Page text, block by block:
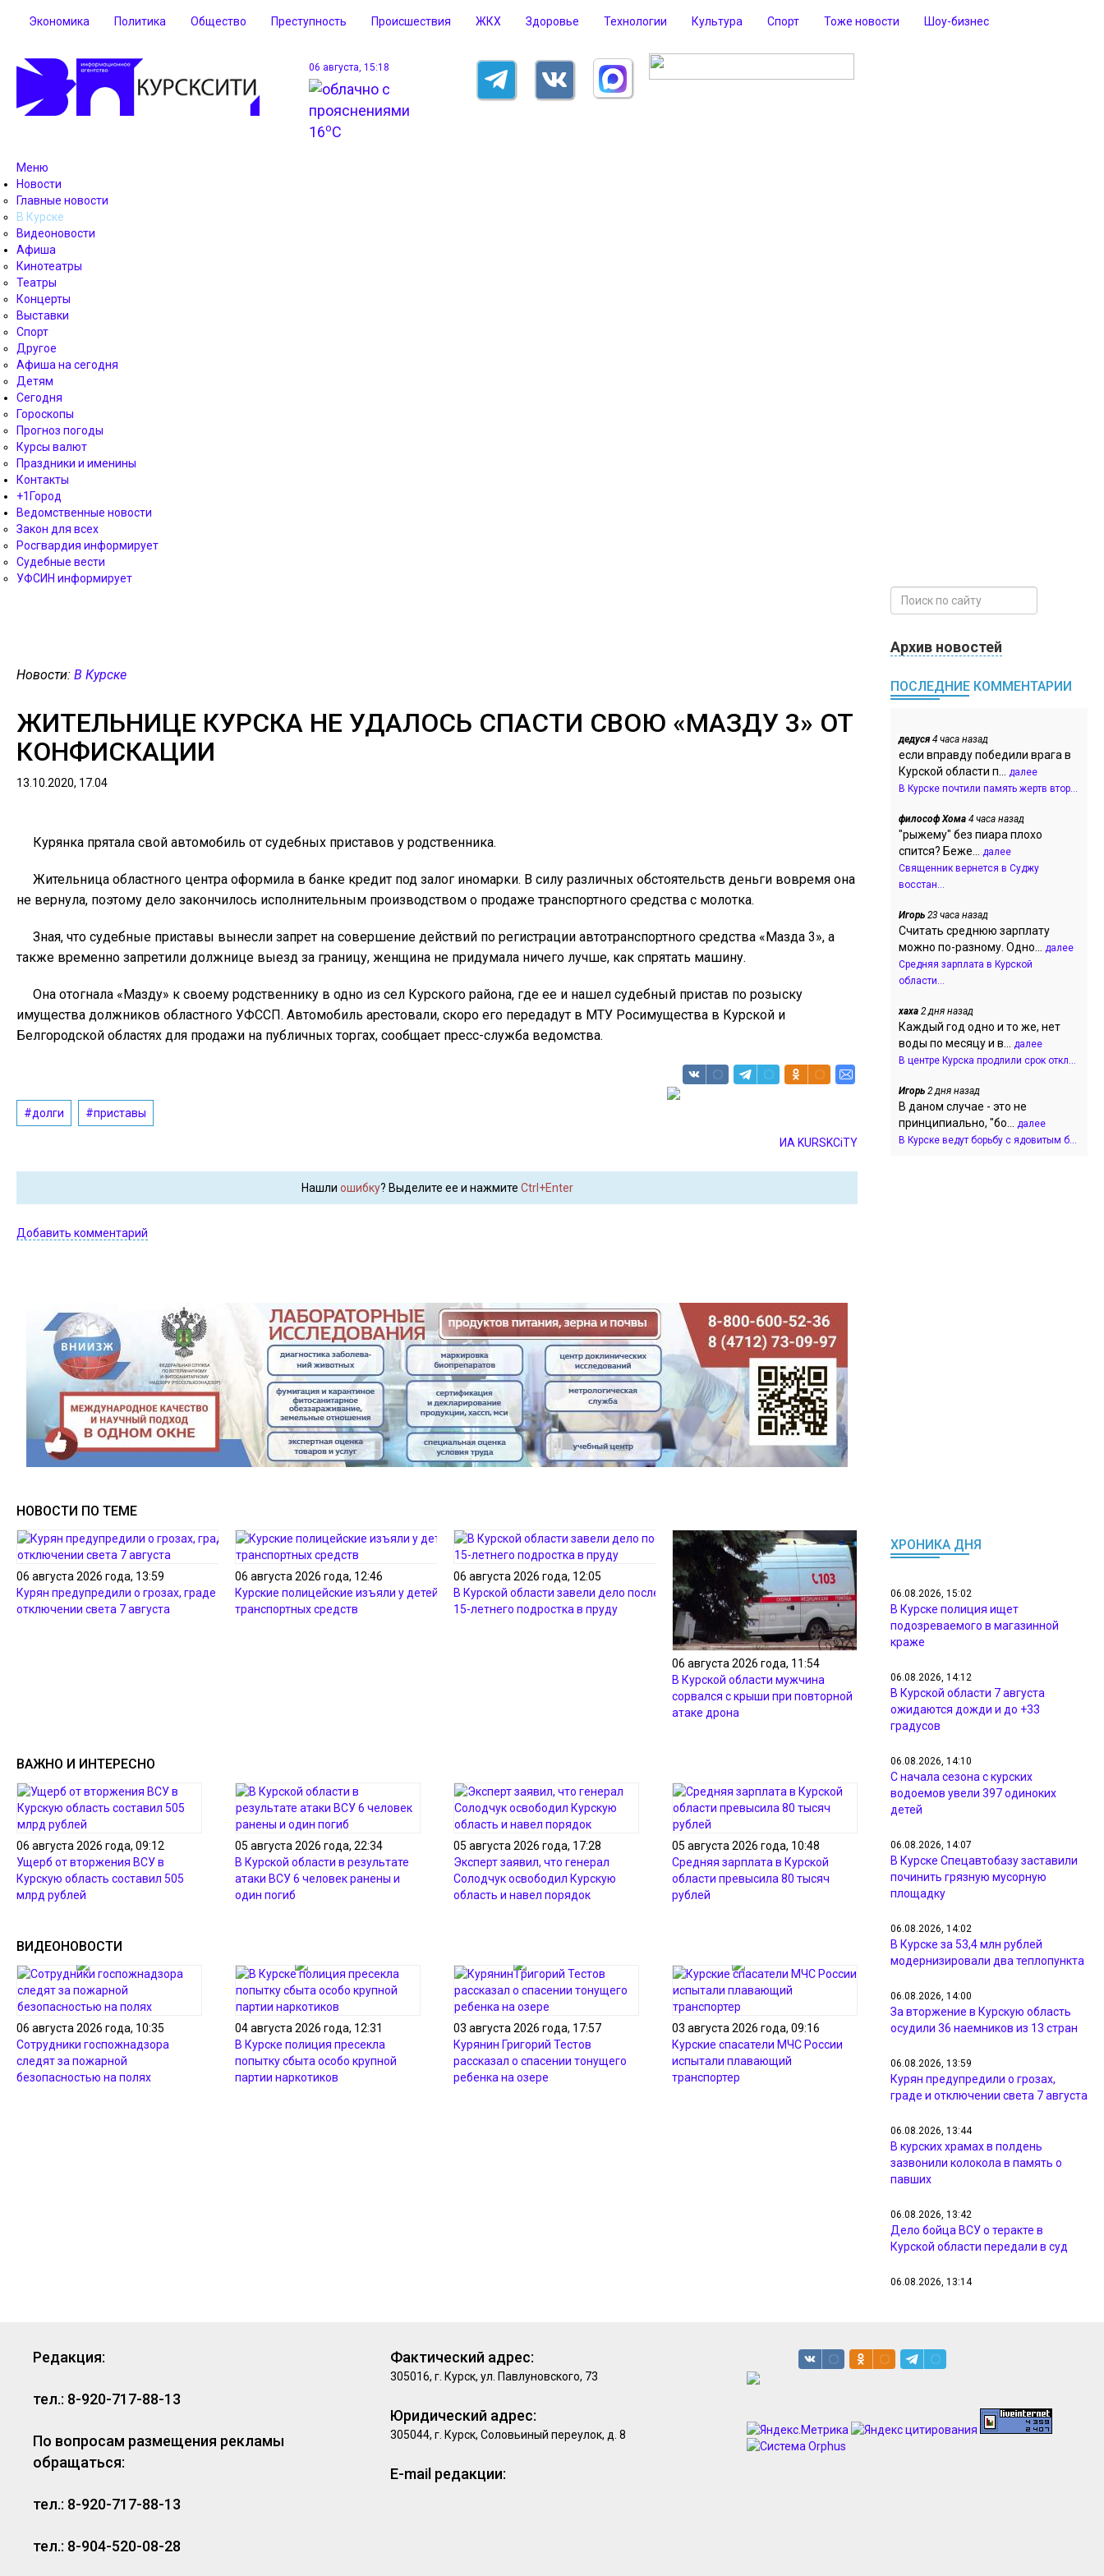
Экономика Политика Общество Преступность Происшествия ЖКХ Здоровье Технологии Культура Спорт Тоже новости Шоу-бизнес
06 августа, 15:18
16oC
Меню
Новости
Главные новости
В Курске
Видеоновости
Афиша
Кинотеатры
Театры
Концерты
Выставки
Спорт
Другое
Афиша на сегодня
Детям
Сегодня
Гороскопы
Прогноз погоды
Курсы валют
Праздники и именины
Контакты
+1Город
Ведомственные новости
Закон для всех
Росгвардия информирует
Судебные вести
УФСИН информирует
Новости: В Курске
ЖИТЕЛЬНИЦЕ КУРСКА НЕ УДАЛОСЬ СПАСТИ СВОЮ «МАЗДУ 3» ОТ
КОНФИСКАЦИИ
13.10.2020, 17.04
Курянка прятала свой автомобиль от судебных приставов у родственника.
Жительница областного центра оформила в банке кредит под залог иномарки. В силу различных обстоятельств деньги вовремя она
не вернула, поэтому дело закончилось исполнительным производством о продаже транспортного средства с молотка.
Зная, что судебные приставы вынесли запрет на совершение действий по регистрации автотранспортного средства «Мазда 3», а
также временно запретили должнице выезд за границу, женщина не придумала ничего лучше, как спрятать машину.
Она отогнала «Мазду» к своему родственнику в одно из сел Курского района, где ее и нашел судебный пристав по розыску
имущества должников областного УФССП. Автомобиль арестовали, скоро его передадут в МТУ Росимущества в Курской и
Белгородской областях для продажи на публичных торгах, сообщает пресс-служба ведомства.
#долги #приставы
ИА KURSKCiTY
Нашли ошибку? Выделите ее и нажмите Ctrl+Enter
Добавить комментарий
НОВОСТИ ПО ТЕМЕ
06 августа 2026 года, 13:59
Курян предупредили о грозах, граде и
отключении света 7 августа
06 августа 2026 года, 12:46
Курские полицейские изъяли у детей 56
транспортных средств
06 августа 2026 года, 12:05
В Курской области завели дело после гибели
15-летнего подростка в пруду
06 августа 2026 года, 11:54
В Курской области мужчина
сорвался с крыши при повторной
атаке дрона
ВАЖНО И ИНТЕРЕСНО
06 августа 2026 года, 09:12
Ущерб от вторжения ВСУ в
Курскую область составил 505
млрд рублей
05 августа 2026 года, 22:34
В Курской области в результате
атаки ВСУ 6 человек ранены и
один погиб
05 августа 2026 года, 17:28
Эксперт заявил, что генерал
Солодчук освободил Курскую
область и навел порядок
05 августа 2026 года, 10:48
Средняя зарплата в Курской
области превысила 80 тысяч
рублей
ВИДЕОНОВОСТИ
06 августа 2026 года, 10:35
Сотрудники госпожнадзора
следят за пожарной
безопасностью на полях
04 августа 2026 года, 12:31
В Курске полиция пресекла
попытку сбыта особо крупной
партии наркотиков
03 августа 2026 года, 17:57
Курянин Григорий Тестов
рассказал о спасении тонущего
ребенка на озере
03 августа 2026 года, 09:16
Курские спасатели МЧС России
испытали плавающий
транспортер
Архив новостей
ПОСЛЕДНИЕ КОММЕНТАРИИ
дедуся4 часа назад
если вправду победили врага в
Курской области п... далее
В Курске почтили память жертв втор...
философ Хома 4 часа назад
"рыжему" без пиара плохо
спится? Беже... далее
Священник вернется в Суджу
восстан...
Игорь 23 часа назад
Считать среднюю зарплату
можно по-разному. Одно... далее
Средняя зарплата в Курской
области...
хаха 2 дня назад
Каждый год одно и то же, нет
воды по месяцу и в... далее
В центре Курска продлили срок откл...
Игорь 2 дня назад
В даном случае - это не
принципиально, "бо... далее
В Курске ведут борьбу с ядовитым б...
ХРОНИКА ДНЯ
06.08.2026, 15:02
В Курске полиция ищет
подозреваемого в магазинной
краже
06.08.2026, 14:12
В Курской области 7 августа
ожидаются дожди и до +33
градусов
06.08.2026, 14:10
С начала сезона с курских
водоемов увели 397 одиноких
детей
06.08.2026, 14:07
В Курске Спецавтобазу заставили
починить грязную мусорную
площадку
06.08.2026, 14:02
В Курске за 53,4 млн рублей
модернизировали два теплопункта
06.08.2026, 14:00
За вторжение в Курскую область
осудили 36 наемников из 13 стран
06.08.2026, 13:59
Курян предупредили о грозах,
граде и отключении света 7 августа
06.08.2026, 13:44
В курских храмах в полдень
зазвонили колокола в память о
павших
06.08.2026, 13:42
Дело бойца ВСУ о теракте в
Курской области передали в суд
06.08.2026, 13:14
06.08.2026, 13:10
СК завел дела об ударах ВСУ по 53
06.08.2026, 13:05
Редакция:
тел.: 8-920-717-88-13
По вопросам размещения рекламы
обращаться:
тел.: 8-920-717-88-13
тел.: 8-904-520-08-28
Фактический адрес:
305016, г. Курск, ул. Павлуновского, 73
Юридический адрес:
305044, г. Курск, Соловьиный переулок, д. 8
E-mail редакции: